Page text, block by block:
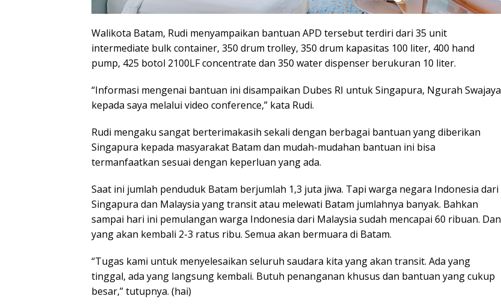
Walikota Batam, Rudi menyampaikan bantuan APD tersebut terdiri dari 35 unit
intermediate bulk container, 350 drum trolley, 350 drum kapasitas 100 liter, 400 hand
pump, 425 botol 2100LF concentrate dan 350 water dispenser berukuran 10 liter.
“Informasi mengenai bantuan ini disampaikan Dubes RI untuk Singapura, Ngurah Swajaya
kepada saya melalui video conference,” kata Rudi.
Rudi mengaku sangat berterimakasih sekali dengan berbagai bantuan yang diberikan
Singapura kepada masyarakat Batam dan mudah-mudahan bantuan ini bisa
termanfaatkan sesuai dengan keperluan yang ada.
Saat ini jumlah penduduk Batam berjumlah 1,3 juta jiwa. Tapi warga negara Indonesia dari
Singapura dan Malaysia yang transit atau melewati Batam jumlahnya banyak. Bahkan
sampai hari ini pemulangan warga Indonesia dari Malaysia sudah mencapai 60 ribuan. Dan
yang akan kembali 2-3 ratus ribu. Semua akan bermuara di Batam.
“Tugas kami untuk menyelesaikan seluruh saudara kita yang akan transit. Ada yang
tinggal, ada yang langsung kembali. Butuh penanganan khusus dan bantuan yang cukup
besar,” tutupnya. (hai)